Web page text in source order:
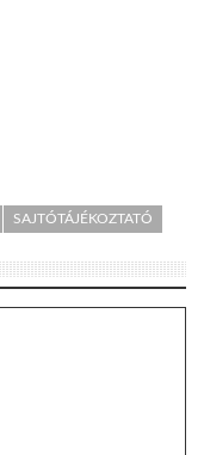
SAJTÓTÁJÉKOZTATÓ